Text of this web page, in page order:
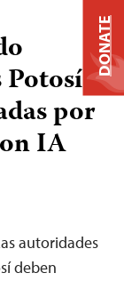
Potosí
por
IA
autoridades
deben
DONATE